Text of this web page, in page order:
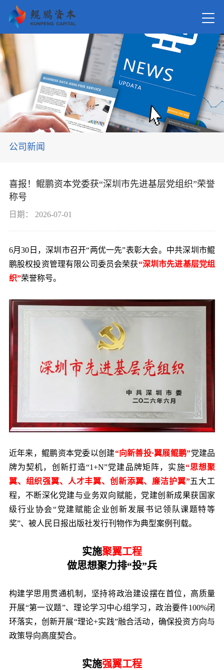
关于我
新闻资
党的建
联系我
公司新闻
喜报！鲲鹏资本党委获“深圳市先进基层党组织”荣誉
称号
日期： 2026-07-01
6月30日，深圳市召开“两优一先”表彰大会。中共深圳市鲲
鹏股权投资管理有限公司委员会荣获“深圳市先进基层党组
织”荣誉称号。
近年来，鲲鹏资本党委以创建“向新善投·翼展鲲鹏”党建品
牌为契机，创新打造“1+N”党建品牌矩阵，实施“思想聚
翼、组织强翼、人才丰翼、创新添翼、廉洁护翼”五大工
程，不断深化党建与业务双向赋能，党建创新成果获国家
级行业协会“党建赋能企业创新发展书记领队课题特等
奖”、被人民日报出版社发行刊物作为典型案例刊载。
实施聚翼工程
做思想聚力排“投”兵
构建学思用贯通机制，坚持将政治建设摆在首位，高质量
开展“第一议题”、理论学习中心组学习，政治要件100%闭
环落实，创新开展“理论+实践”融合活动，确保投资方向与
政策导向高度契合。
实施强翼工程